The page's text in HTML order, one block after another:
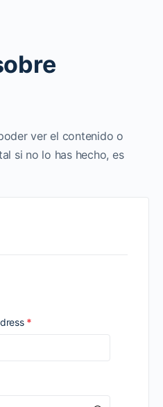
ver el contenido o
si no lo has hecho, es
*